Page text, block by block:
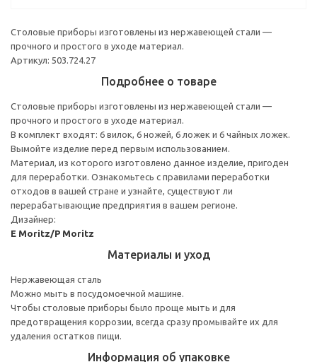
Столовые приборы изготовлены из нержавеющей стали —
прочного и простого в уходе материал.
Артикул: 503.724.27
Подробнее о товаре
Столовые приборы изготовлены из нержавеющей стали —
прочного и простого в уходе материал.
В комплект входят: 6 вилок, 6 ножей, 6 ложек и 6 чайных ложек.
Вымойте изделие перед первым использованием.
Материал, из которого изготовлено данное изделие, пригоден
для переработки. Ознакомьтесь с правилами переработки
отходов в вашей стране и узнайте, существуют ли
перерабатывающие предприятия в вашем регионе.
Дизайнер:
E Moritz/P Moritz
Материалы и уход
Нержавеющая сталь
Можно мыть в посудомоечной машине.
Чтобы столовые приборы было проще мыть и для
предотвращения коррозии, всегда сразу промывайте их для
удаления остатков пищи.
Информация об упаковке